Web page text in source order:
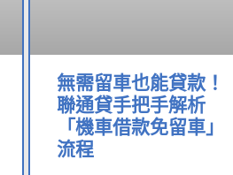
無需留車也能貸款！
聯通貸手把手解析
「機車借款免留車」
流程